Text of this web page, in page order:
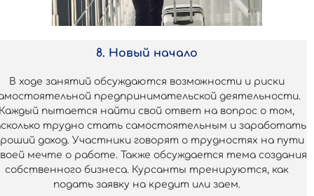
8. Новый начало
В ходе занятий обсуждаются возможности и риски
предпринимательской деятельности.
пытается найти свой ответ на вопрос о том,
трудно стать самостоятельным и заработать
доход. Участники говорят о трудностях на пути
мечте о работе. Также обсуждается тема создания
собственного бизнеса. Курсанты тренируются, как
подать заявку на кредит или заем.